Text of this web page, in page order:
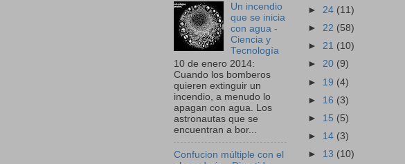
Un incendio
que se inicia
con agua -
Ciencia y
Tecnología
10 de enero 2014:
Cuando los bomberos
quieren extinguir un
incendio, a menudo lo
apagan con agua. Los
astronautas que se
encuentran a bor...
Confucion múltiple con el
► 24 (11)
► 22 (58)
► 21 (10)
► 20 (9)
► 19 (4)
► 16 (3)
► 15 (5)
► 14 (3)
► 13 (10)